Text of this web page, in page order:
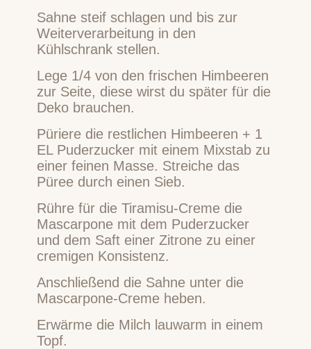
Sahne steif schlagen und bis zur
Weiterverarbeitung in den
Kühlschrank stellen.
Lege 1/4 von den frischen Himbeeren
zur Seite, diese wirst du später für die
Deko brauchen.
Püriere die restlichen Himbeeren + 1
EL Puderzucker mit einem Mixstab zu
einer feinen Masse. Streiche das
Püree durch einen Sieb.
Rühre für die Tiramisu-Creme die
Mascarpone mit dem Puderzucker
und dem Saft einer Zitrone zu einer
cremigen Konsistenz.
Anschließend die Sahne unter die
Mascarpone-Creme heben.
Erwärme die Milch lauwarm in einem
Topf.